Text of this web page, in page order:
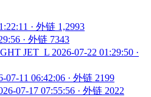
· 外链 1,2993
· 外链 7343
JET_L 2026-07-22 01:29:50 ·
07-11 06:42:06 · 外链 2199
07-17 07:55:56 · 外链 2022